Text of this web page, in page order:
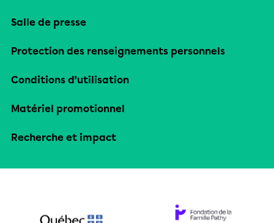
Salle de presse
Protection des renseignements personnels
Conditions d’utilisation
Matériel promotionnel
Recherche et impact